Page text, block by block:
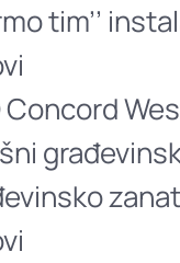
tim’’
Concord